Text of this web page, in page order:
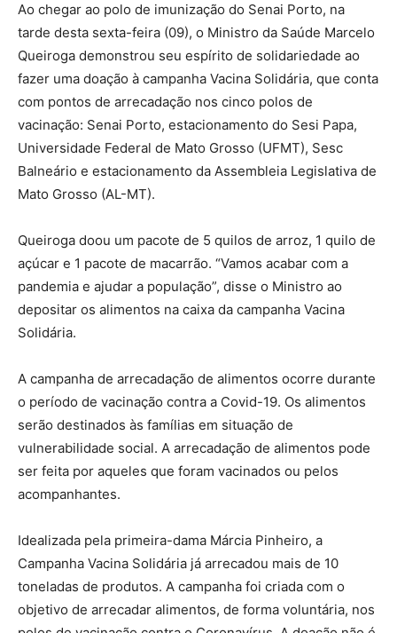
Ao chegar ao polo de imunização do Senai Porto, na
tarde desta sexta-feira (09), o Ministro da Saúde Marcelo
Queiroga demonstrou seu espírito de solidariedade ao
fazer uma doação à campanha Vacina Solidária, que conta
com pontos de arrecadação nos cinco polos de
vacinação: Senai Porto, estacionamento do Sesi Papa,
Universidade Federal de Mato Grosso (UFMT), Sesc
Balneário e estacionamento da Assembleia Legislativa de
Mato Grosso (AL-MT).
Queiroga doou um pacote de 5 quilos de arroz, 1 quilo de
açúcar e 1 pacote de macarrão. “Vamos acabar com a
pandemia e ajudar a população”, disse o Ministro ao
depositar os alimentos na caixa da campanha Vacina
Solidária.
A campanha de arrecadação de alimentos ocorre durante
o período de vacinação contra a Covid-19. Os alimentos
serão destinados às famílias em situação de
vulnerabilidade social. A arrecadação de alimentos pode
ser feita por aqueles que foram vacinados ou pelos
acompanhantes.
Idealizada pela primeira-dama Márcia Pinheiro, a
Campanha Vacina Solidária já arrecadou mais de 10
toneladas de produtos. A campanha foi criada com o
objetivo de arrecadar alimentos, de forma voluntária, nos